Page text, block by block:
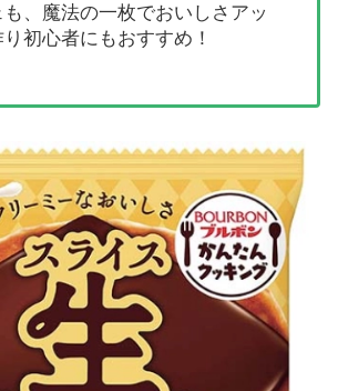
、魔法の一枚でおいしさアッ
初心者にもおすすめ！